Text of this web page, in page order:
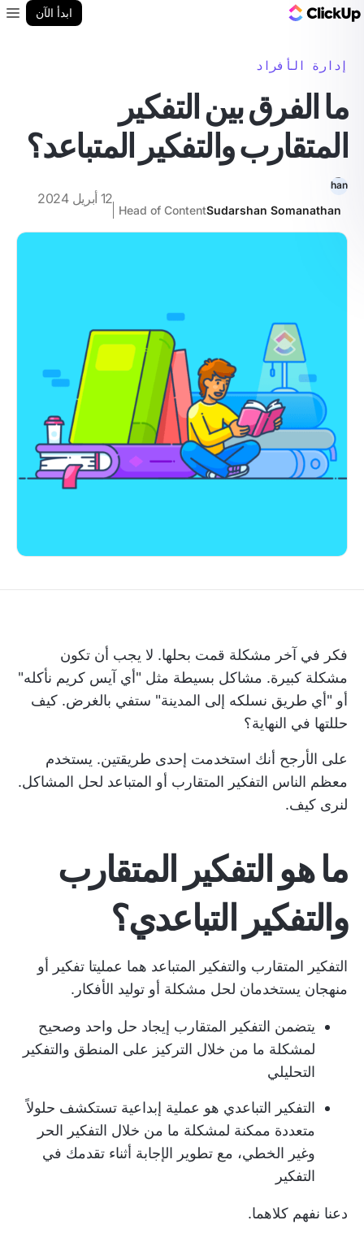
ابدأ الآن
إدارة الأفراد
ما الفرق بين التفكير
المتقارب والتفكير المتباعد؟
Sudarshan Somanathan
Head of Content
12 أبريل 2024
فكر في آخر مشكلة قمت بحلها. لا يجب أن تكون
مشكلة كبيرة. مشاكل بسيطة مثل "أي آيس كريم نأكله"
أو "أي طريق نسلكه إلى المدينة" ستفي بالغرض. كيف
حللتها في النهاية؟
على الأرجح أنك استخدمت إحدى طريقتين. يستخدم
معظم الناس التفكير المتقارب أو المتباعد لحل المشاكل.
لنرى كيف.
ما هو التفكير المتقارب
والتفكير التباعدي؟
التفكير المتقارب والتفكير المتباعد هما عمليتا تفكير أو
منهجان يستخدمان لحل مشكلة أو توليد الأفكار.
يتضمن التفكير المتقارب إيجاد حل واحد وصحيح
لمشكلة ما من خلال التركيز على المنطق والتفكير
التحليلي
التفكير التباعدي هو عملية إبداعية تستكشف حلولاً
متعددة ممكنة لمشكلة ما من خلال التفكير الحر
وغير الخطي، مع تطوير الإجابة أثناء تقدمك في
التفكير
دعنا نفهم كلاهما.